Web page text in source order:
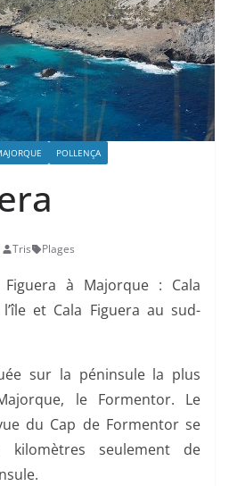
POLLENÇA
Tris Plages
à Majorque : Cala
et Cala Figuera au sud-
sur la péninsule la plus
le Formentor. Le
du Cap de Formentor se
seulement de